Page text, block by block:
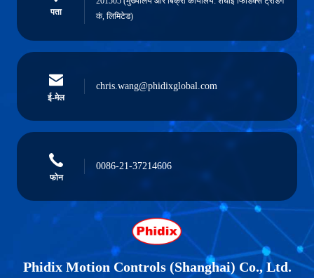
पता
कं, लिमिटेड)
ई-मेल
chris.wang@phidixglobal.com
फोन
0086-21-37214606
Phidix Motion Controls (Shanghai) Co., Ltd.